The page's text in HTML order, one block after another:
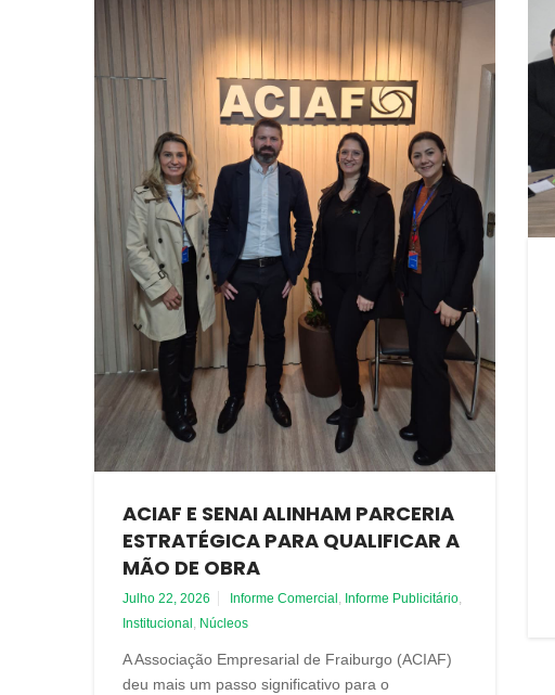
ACIAF E SENAI ALINHAM PARCERIA
ESTRATÉGICA PARA QUALIFICAR A
MÃO DE OBRA
Julho 22, 2026 Informe Comercial , Informe Publicitário,
Institucional , Núcleos
A Associação Empresarial de Fraiburgo (ACIAF)
deu mais um passo significativo para o